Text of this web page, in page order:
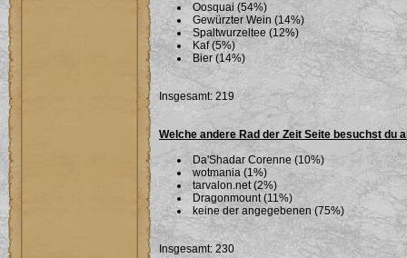
Oosquai (54%)
Gewürzter Wein (14%)
Spaltwurzeltee (12%)
Kaf (5%)
Bier (14%)
Insgesamt: 219
Welche andere Rad der Zeit Seite besuchst du
Da'Shadar Corenne (10%)
wotmania (1%)
tarvalon.net (2%)
Dragonmount (11%)
keine der angegebenen (75%)
Insgesamt: 230